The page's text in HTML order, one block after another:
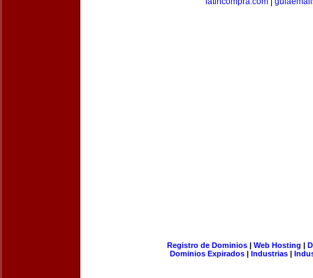
Registro de Dominios| Web Hosting |
Dominios Expirados | Industrias |